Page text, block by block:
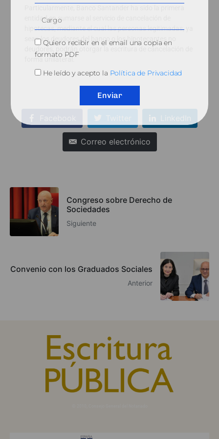
entidad en sumarse al servicio de cancelación de
hipotecas, mediante el cual las personas legitimadas, ya
sean los deudores del banco o los hipotecantes no
deudores, podrán otorgar la escritura de cancelación de
forma unilateral.
LinkedIn
Correo electrónico
Congreso sobre Derecho de
Sociedades
Siguiente
Convenio con los Graduados Sociales
Anterior
Quiero recibir en el email una copia en
formato PDF
He leído y acepto la Política de Privacidad
Enviar